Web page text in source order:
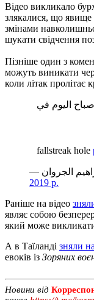
Відео викликало
злякалися, що
змінами
шукати свідчення
Пізніше один з
можуть виникати
коли літак пролітає
اليوم في
2019 р.
Раніше на відео
являє собою
який може
А в Таїланді зняли
евоків із Зоряних
Новини від